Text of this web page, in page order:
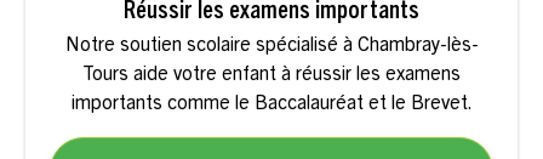
Réussir les examens importants
Notre soutien scolaire spécialisé à Chambray-lès-
Tours aide votre enfant à réussir les examens
importants comme le Baccalauréat et le Brevet.